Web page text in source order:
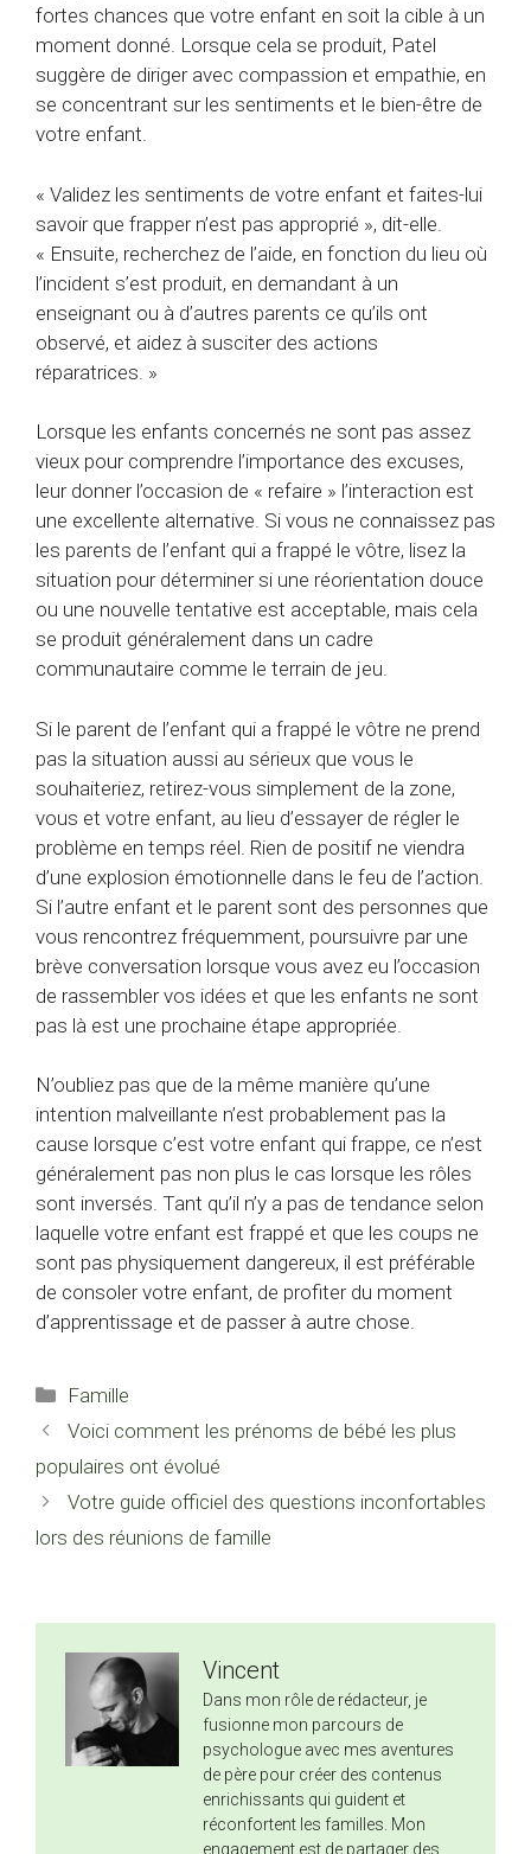
fortes chances que votre enfant en soit la cible à un
moment donné. Lorsque cela se produit, Patel
suggère de diriger avec compassion et empathie, en
se concentrant sur les sentiments et le bien-être de
votre enfant.
« Validez les sentiments de votre enfant et faites-lui
savoir que frapper n’est pas approprié », dit-elle.
« Ensuite, recherchez de l’aide, en fonction du lieu où
l’incident s’est produit, en demandant à un
enseignant ou à d’autres parents ce qu’ils ont
observé, et aidez à susciter des actions
réparatrices. »
Lorsque les enfants concernés ne sont pas assez
vieux pour comprendre l’importance des excuses,
leur donner l’occasion de « refaire » l’interaction est
une excellente alternative. Si vous ne connaissez pas
les parents de l’enfant qui a frappé le vôtre, lisez la
situation pour déterminer si une réorientation douce
ou une nouvelle tentative est acceptable, mais cela
se produit généralement dans un cadre
communautaire comme le terrain de jeu.
Si le parent de l’enfant qui a frappé le vôtre ne prend
pas la situation aussi au sérieux que vous le
souhaiteriez, retirez-vous simplement de la zone,
vous et votre enfant, au lieu d’essayer de régler le
problème en temps réel. Rien de positif ne viendra
d’une explosion émotionnelle dans le feu de l’action.
Si l’autre enfant et le parent sont des personnes que
vous rencontrez fréquemment, poursuivre par une
brève conversation lorsque vous avez eu l’occasion
de rassembler vos idées et que les enfants ne sont
pas là est une prochaine étape appropriée.
N’oubliez pas que de la même manière qu’une
intention malveillante n’est probablement pas la
cause lorsque c’est votre enfant qui frappe, ce n’est
généralement pas non plus le cas lorsque les rôles
sont inversés. Tant qu’il n’y a pas de tendance selon
laquelle votre enfant est frappé et que les coups ne
sont pas physiquement dangereux, il est préférable
de consoler votre enfant, de profiter du moment
d’apprentissage et de passer à autre chose.
Catégories
Famille
Voici comment les prénoms de bébé les plus
populaires ont évolué
Votre guide officiel des questions inconfortables
lors des réunions de famille
Vincent
Dans mon rôle de rédacteur, je
fusionne mon parcours de
psychologue avec mes aventures
de père pour créer des contenus
enrichissants qui guident et
réconfortent les familles. Mon
engagement est de partager des